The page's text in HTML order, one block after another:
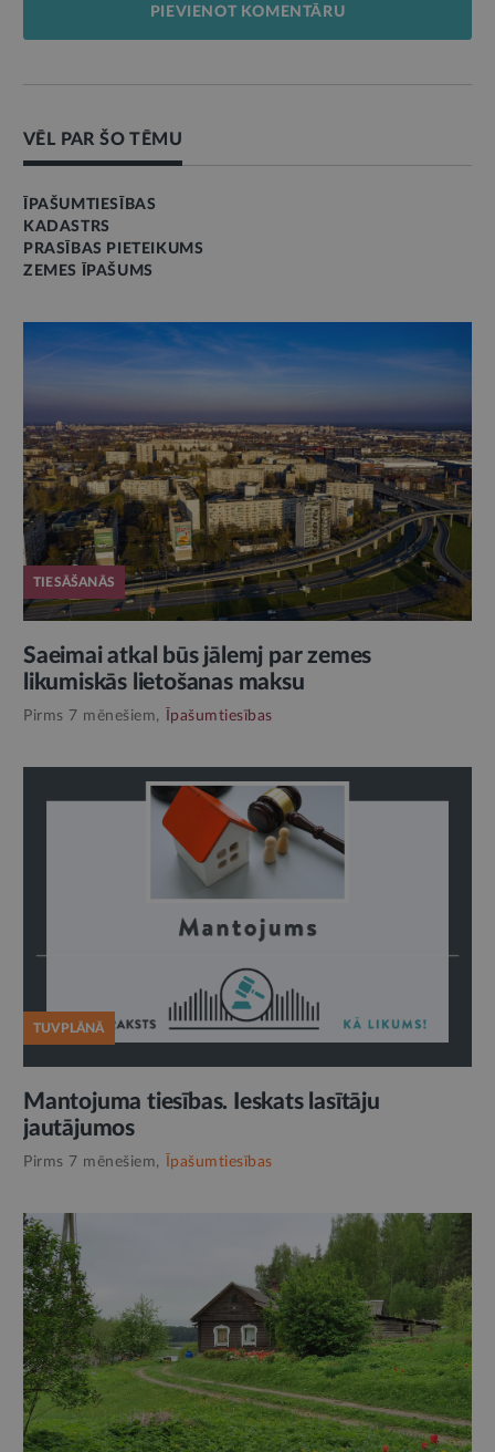
PIEVIENOT KOMENTĀRU
VĒL PAR ŠO TĒMU
ĪPAŠUMTIESĪBAS
KADASTRS
PRASĪBAS PIETEIKUMS
ZEMES ĪPAŠUMS
TIESĀŠANĀS
Saeimai atkal būs jālemj par zemes
likumiskās lietošanas maksu
Pirms 7 mēnešiem, Īpašumtiesības
TUVPLĀNĀ
Mantojuma tiesības. Ieskats lasītāju
jautājumos
Pirms 7 mēnešiem, Īpašumtiesības